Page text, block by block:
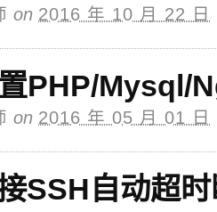
on 2016 年 10 月 22 日
PHP/Mysql/
on 2016 年 05 月 01 日
SSH自动超